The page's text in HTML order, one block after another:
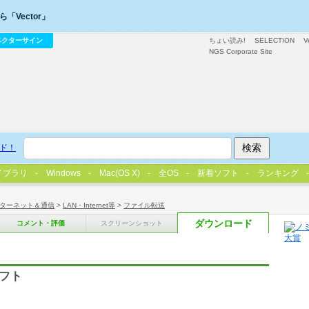
ーネット＆通信 > LAN・Internet等 > ファイル転送
コメント・評価 スクリーンショット ダウンロード
ト
ちょい読み! SELECTION
NGS Corporate Site
「Vector」
クターサイン
！
ブラリ Windows Mac(OS X) 全OS 新着ソフト ランキング